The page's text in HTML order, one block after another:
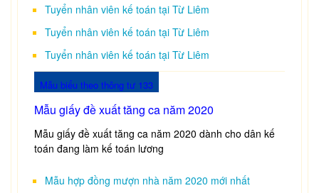
Tuyển nhân viên kế toán tại Từ Liêm
Tuyển nhân viên kế toán tại Từ Liêm
Tuyển nhân viên kế toán tại Từ Liêm
Mẫu biểu theo thông tư 133
Mẫu giấy đề xuất tăng ca năm 2020
Mẫu giấy đề xuất tăng ca năm 2020 dành cho dân kế
toán đang làm kế toán lương
Mẫu hợp đồng mượn nhà năm 2020 mới nhất